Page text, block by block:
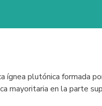
ígnea plutónica formada
mayoritaria en la parte